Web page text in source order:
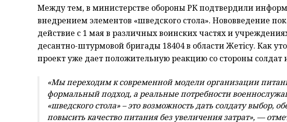
Между тем, в министерстве обороны РК подтвердили
внедрением элементов «шведского стола». Нововведение
действие с 1 мая в различных воинских частях и
десантно-штурмовой бригады 18404 в области Жетiсу. Как
проект уже дает положительную реакцию со стороны
«Мы переходим к современной модели организации
формальный подход, а реальные потребности
«шведского стола» – это возможность дать солдату выбор,
повысить качество питания без увеличения затрат», —